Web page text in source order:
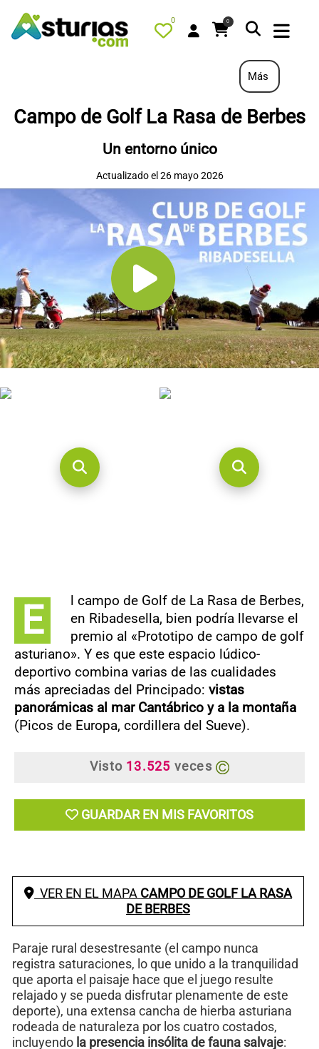
0 0
QUÉ HACER
ALOJAMIENTOS
RESTAURANTES
TURISMO ACTIVO
TIENDA
AGENDA
OFERTAS
CONTACTO
Más
Campo de Golf La Rasa de Berbes
Un entorno único
Actualizado el 26 mayo 2026
E
l campo de Golf de La Rasa de Berbes,
en Ribadesella, bien podría llevarse el
premio al «Prototipo de campo de golf
asturiano». Y es que este espacio lúdico-
deportivo combina varias de las cualidades
más apreciadas del Principado: vistas
panorámicas al mar Cantábrico y a la montaña
(Picos de Europa, cordillera del Sueve).
Visto 13.525 veces
GUARDAR EN MIS FAVORITOS
VER EN EL MAPA CAMPO DE GOLF LA RASA
DE BERBES
Paraje rural desestresante (el campo nunca
registra saturaciones, lo que unido a la tranquilidad
que aporta el paisaje hace que el juego resulte
relajado y se pueda disfrutar plenamente de este
deporte), una extensa cancha de hierba asturiana
rodeada de naturaleza por los cuatro costados,
incluyendo la presencia insólita de fauna salvaje: